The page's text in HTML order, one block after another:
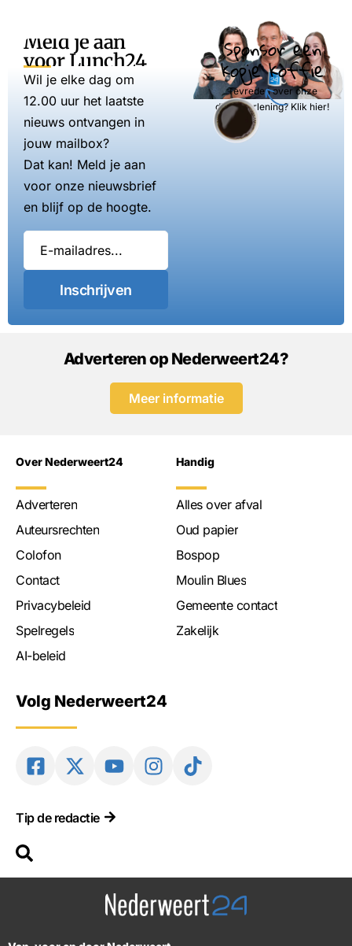
Meld je aan
voor Lunch24
Wil je elke dag om
12.00 uur het laatste
nieuws ontvangen in
jouw mailbox?
Dat kan! Meld je aan
voor onze nieuwsbrief
en blijf op de hoogte.
Inschrijven
Sponsor een
kopje koffie
Tevreden over onze
dienstverlening? Klik hier!
Adverteren op Nederweert24?
Meer informatie
Over Nederweert24
Adverteren
Auteursrechten
Colofon
Contact
Privacybeleid
Spelregels
AI-beleid
Handig
Alles over afval
Oud papier
Bospop
Moulin Blues
Gemeente contact
Zakelijk
Volg Nederweert24
Tip de redactie